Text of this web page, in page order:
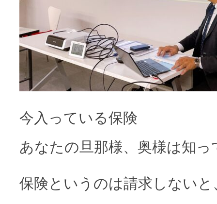
今入っている保険
あなたの旦那様、奥様は知っ
保険というのは請求しないと